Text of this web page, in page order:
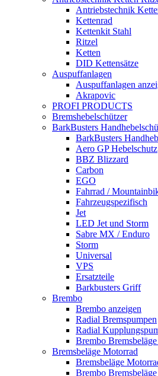
Antriebstechnik
Kettenrad
Kettenkit Stahl
Ritzel
Ketten
DID Kettensätze
Auspuffanlagen
Auspuffanlagen
Akrapovic
PROFI PRODUCTS
Bremshebelschützer
BarkBusters
BarkBusters
Aero GP Hebelschutz
BBZ Blizzard
Carbon
EGO
Fahrrad /
Fahrzeugspezifisch
Jet
LED Jet und Storm
Sabre MX / Enduro
Storm
Universal
VPS
Ersatzteile
Barkbusters Griff
Brembo
Brembo anzeigen
Radial Bremspumpen
Radial
Brembo
Bremsbeläge Motorrad
Bremsbeläge
Brembo Bremsbeläge